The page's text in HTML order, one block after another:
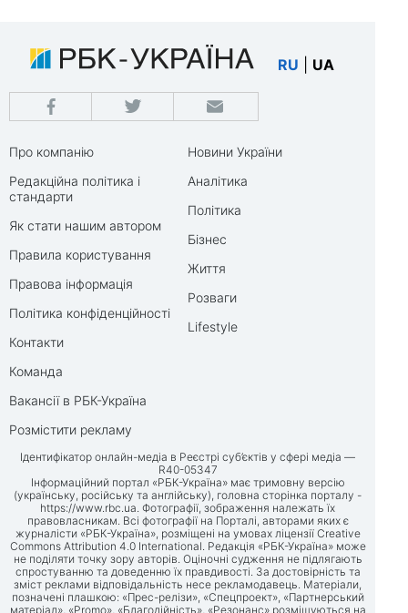
RU UA
Про компанію
Редакційна політика і
стандарти
Як стати нашим автором
Правила користування
Правова інформація
Політика конфіденційності
Контакти
Команда
Вакансії в РБК-Україна
Розмістити рекламу
Новини України
Аналітика
Політика
Бізнес
Життя
Розваги
Lifestyle
Ідентифікатор онлайн-медіа в Реєстрі суб’єктів у сфері медіа —
R40-05347
Інформаційний портал «РБК-Україна» має тримовну версію
(українську, російську та англійську), головна сторінка порталу -
https://www.rbc.ua. Фотографії, зображення належать їх
правовласникам. Всі фотографії на Порталі, авторами яких є
журналісти «РБК-Україна», розміщені на умовах ліцензії Creative
Commons Attribution 4.0 International. Редакція «РБК-Україна» може
не поділяти точку зору авторів. Оціночні судження не підлягають
спростуванню та доведенню їх правдивості. За достовірність та
зміст реклами відповідальність несе рекламодавець. Матеріали,
позначені плашкою: «Прес-релізи», «Спецпроект», «Партнерський
матеріал», «Promo», «Благодійність», «Резонанс» розміщуються на